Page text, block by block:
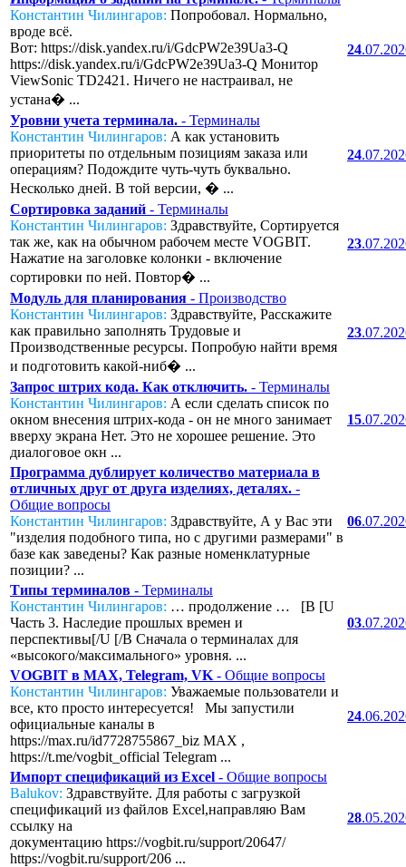
Константин Чилингаров: Попробовал. Нормально,
вроде всё.
Вот: https://disk.yandex.ru/i/GdcPW2e39Ua3-Q
https://disk.yandex.ru/i/GdcPW2e39Ua3-Q Монитор
ViewSonic TD2421. Ничего не настраивал, не
устана� ...
24
Уровни учета терминала. - Терминалы
Константин Чилингаров: А как установить
приоритеты по отдельным позициям заказа или
операциям? Подождите чуть-чуть буквально.
Несколько дней. В той версии, � ...
24
Сортировка заданий - Терминалы
Константин Чилингаров: Здравствуйте, Сортируется
так же, как на обычном рабочем месте VOGBIT.
Нажатие на заголовке колонки - включение
сортировки по ней. Повтор� ...
23
Модуль для планирования - Производство
Константин Чилингаров: Здравствуйте, Расскажите
как правильно заполнять Трудовые и
Производственные ресурсы. Попробую найти время
и подготовить какой-ниб� ...
23
Запрос штрих кода. Как отключить. - Терминалы
Константин Чилингаров: А если сделать список по
окном внесения штрих-кода - он не много занимает
вверху экрана Нет. Это не хорошее решение. Это
диалоговое окн ...
15
Программа дублирует количество материала в
отличных друг от друга изделиях, деталях. -
Общие вопросы
Константин Чилингаров: Здравствуйте, А у Вас эти
"изделия подобного типа, но с другими размерами" в
базе как заведены? Как разные номенклатурные
позиции? ...
06
Типы терминалов - Терминалы
Константин Чилингаров: … продолжение … [B [U
Часть 3. Наследие прошлых времен и
перспективы[/U [/B Сначала о терминалах для
«высокого/максимального» уровня. ...
03
VOGBIT в MAX, Telegram, VK - Общие вопросы
Константин Чилингаров: Уважаемые пользователи и
все, кто просто интересуется! Мы запустили
официальные каналы в
https://max.ru/id7728755867_biz MAX ,
https://t.me/vogbit_official Telegram ...
24
Импорт спецификаций из Excel - Общие вопросы
Balukov: Здравствуйте. Для работы с загрузкой
спецификаций из файлов Excel,направляю Вам
ссылку на
документацию https://vogbit.ru/support/20647/
https://vogbit.ru/support/206 ...
28